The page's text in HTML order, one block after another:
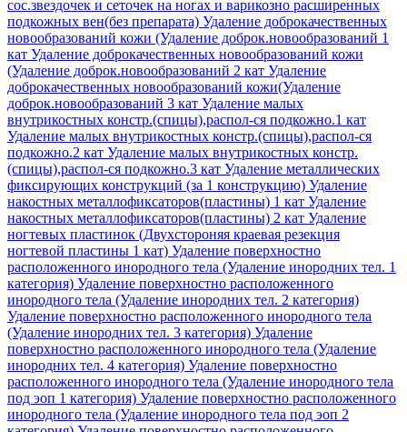
сос.звездочек и сеточек на ногах и варикозно расширенных
подкожных вен(без препарата) Удаление доброкачественных
новообразований кожи (Удаление доброк.новообразований 1
кат Удаление доброкачественных новообразований кожи
(Удаление доброк.новообразований 2 кат Удаление
доброкачественных новообразований кожи(Удаление
доброк.новообразований 3 кат Удаление малых
внутрикостных констр.(спицы),распол-ся подкожно.1 кат
Удаление малых внутрикостных констр.(спицы),распол-ся
подкожно.2 кат Удаление малых внутрикостных констр.
(спицы),распол-ся подкожно.3 кат Удаление металлических
фиксирующих конструкций (за 1 конструкцию) Удаление
накостных металлофиксаторов(пластины) 1 кат Удаление
накостных металлофиксаторов(пластины) 2 кат Удаление
ногтевых пластинок (Двухстороняя краевая резекция
ногтевой пластины 1 кат) Удаление поверхностно
расположенного инородного тела (Удаление инородних тел. 1
категория) Удаление поверхностно расположенного
инородного тела (Удаление инородних тел. 2 категория)
Удаление поверхностно расположенного инородного тела
(Удаление инородних тел. 3 категория) Удаление
поверхностно расположенного инородного тела (Удаление
инородних тел. 4 категория) Удаление поверхностно
расположенного инородного тела (Удаление инородного тела
под эоп 1 категория) Удаление поверхностно расположенного
инородного тела (Удаление инородного тела под эоп 2